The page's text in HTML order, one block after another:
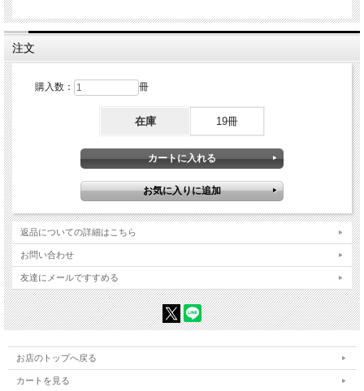
注文
購入数： 冊
在庫 19冊
返品についての詳細はこちら
お問い合わせ
友達にメールですすめる
お店のトップへ戻る
カートを見る